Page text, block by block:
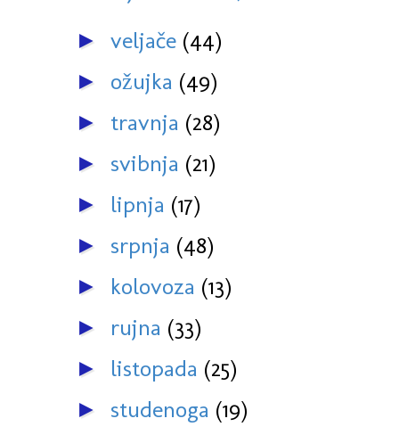
► veljače (44)
► ožujka (49)
► travnja (28)
► svibnja (21)
► lipnja (17)
► srpnja (48)
► kolovoza (13)
► rujna (33)
► listopada (25)
► studenoga (19)